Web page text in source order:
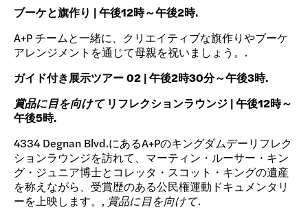
ブーケと旗作り | 午後12時～午後2時.
A+P チームと一緒に、クリエイティブな旗作りやブーケ
アレンジメントを通じて母親を祝いましょう。.
ガイド付き展示ツアー 02 | 午後2時30分～午後3時.
賞品に目を向けて リフレクションラウンジ | 午後12時～
午後5時.
4334 Degnan Blvd.にあるA+Pのキングダムデーリフレク
ションラウンジを訪れて、マーティン・ルーサー・キン
グ・ジュニア博士とコレッタ・スコット・キングの遺産
を称えながら、受賞歴のある公民権運動ドキュメンタリ
ーを上映します。, 賞品に目を向けて.